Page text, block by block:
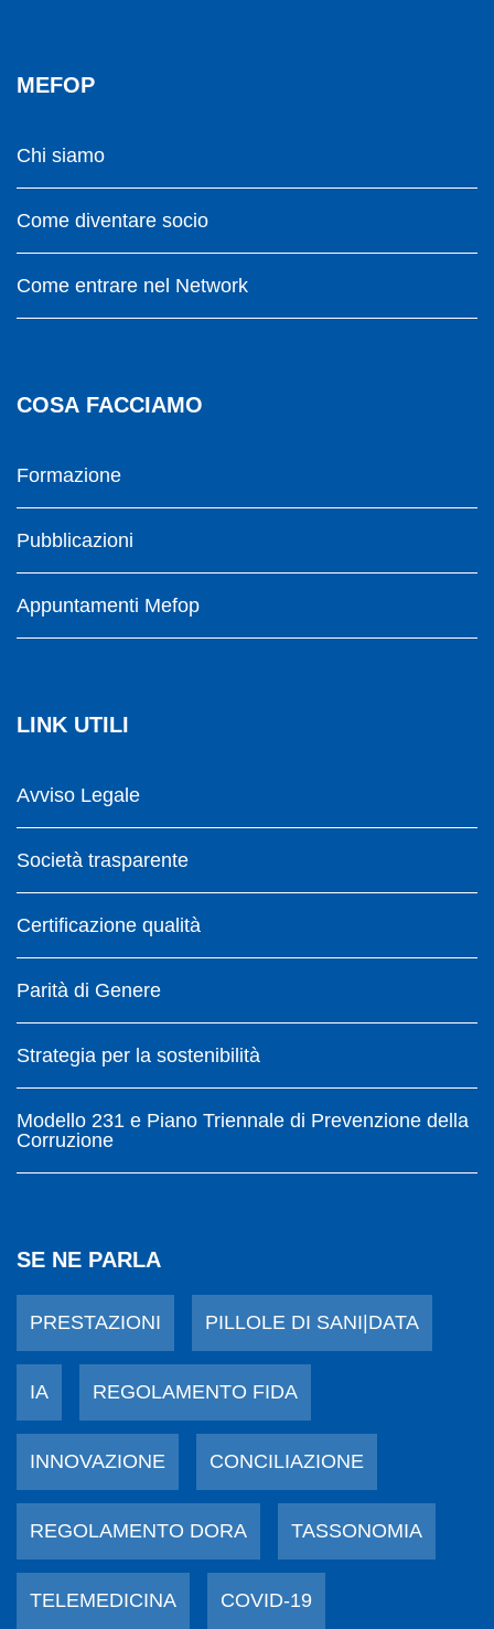
MEFOP
Chi siamo
Come diventare socio
Come entrare nel Network
COSA FACCIAMO
Formazione
Pubblicazioni
Appuntamenti Mefop
LINK UTILI
Avviso Legale
Società trasparente
Certificazione qualità
Parità di Genere
Strategia per la sostenibilità
Modello 231 e Piano Triennale di Prevenzione della
Corruzione
SE NE PARLA
PRESTAZIONI PILLOLE DI SANI|DATA
IA REGOLAMENTO FIDA
INNOVAZIONE CONCILIAZIONE
REGOLAMENTO DORA TASSONOMIA
TELEMEDICINA COVID-19